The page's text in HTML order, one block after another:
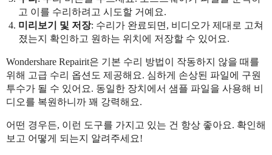
고 이를 수리하려고 시도할 거예요.
미리보기 및 저장: 수리가 완료되면, 비디오가 제대로 고쳐
졌는지 확인하고 원하는 위치에 저장할 수 있어요.
Wondershare Repairit은 기본 수리 방법이 작동하지 않을 때를
위해 고급 수리 옵션도 제공해요. 심하게 손상된 파일에 구원
투수가 될 수 있어요. 동일한 장치에서 샘플 파일을 사용해 비
디오를 복원하니까 꽤 강력해요.
어떤 경우든, 이런 도구를 가지고 있는 건 항상 좋아요. 확인해
보고 어떻게 되는지 알려주세요!